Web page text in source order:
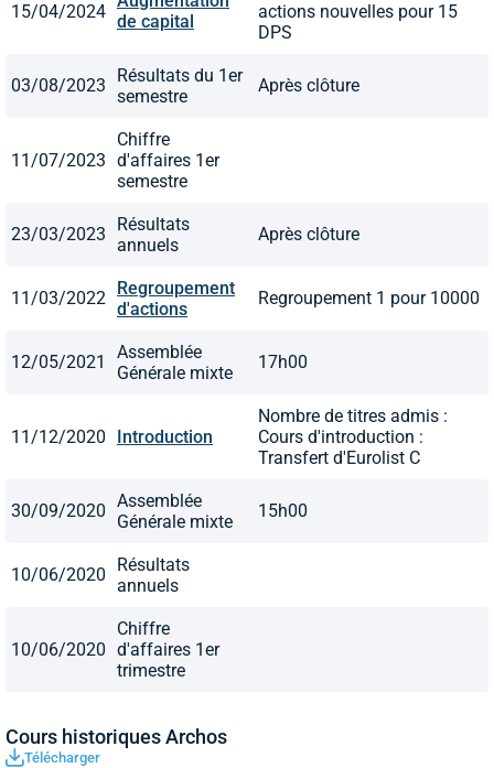
15/04/2024 de capital
actions nouvelles pour 15
DPS
03/08/2023
Résultats du 1er
semestre
Après clôture
11/07/2023
Chiffre
d'affaires 1er
semestre
23/03/2023
Résultats
annuels
Après clôture
11/03/2022
Regroupement
d'actions
Regroupement 1 pour 10000
12/05/2021
Assemblée
Générale mixte
17h00
11/12/2020 Introduction
Nombre de titres admis :
Cours d'introduction :
Transfert d'Eurolist C
30/09/2020 Assemblée
Générale mixte
15h00
10/06/2020
Résultats
annuels
10/06/2020
Chiffre
d'affaires 1er
trimestre
Cours historiques Archos
Télécharger